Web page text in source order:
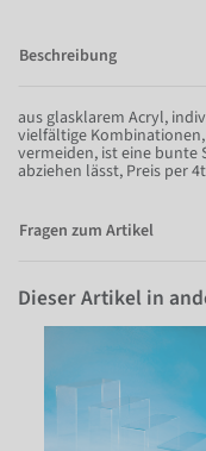
Beschreibung
aus glasklarem Acryl,
vielfältige
vermeiden, ist eine bunte
abziehen lässt, Preis per
Fragen zum Artikel
Dieser Artikel in